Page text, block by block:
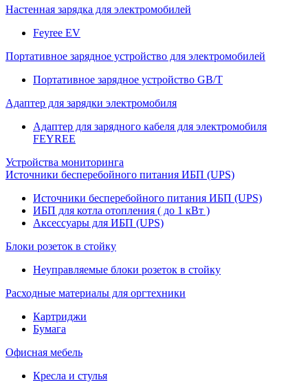
Настенная зарядка для электромобилей
Feyree EV
Портативное зарядное устройство для электромобилей
Портативное зарядное устройство GB/T
Адаптер для зарядки электромобиля
Адаптер для зарядного кабеля для электромобиля
FEYREE
Устройства мониторинга
Источники бесперебойного питания ИБП (UPS)
Источники бесперебойного питания ИБП (UPS)
ИБП для котла отопления ( до 1 кВт )
Аксессуары для ИБП (UPS)
Блоки розеток в стойку
Неуправляемые блоки розеток в стойку
Расходные материалы для оргтехники
Картриджи
Бумага
Офисная мебель
Кресла и стулья